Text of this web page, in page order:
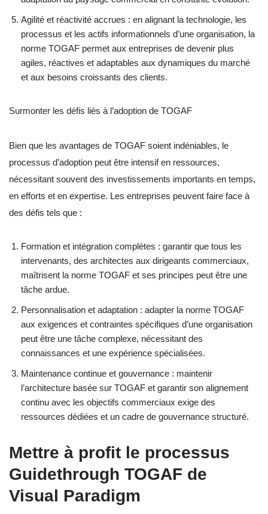
Agilité et réactivité accrues : en alignant la technologie, les
processus et les actifs informationnels d’une organisation, la
norme TOGAF permet aux entreprises de devenir plus
agiles, réactives et adaptables aux dynamiques du marché
et aux besoins croissants des clients.
Surmonter les défis liés à l’adoption de TOGAF
Bien que les avantages de TOGAF soient indéniables, le
processus d’adoption peut être intensif en ressources,
nécessitant souvent des investissements importants en temps,
en efforts et en expertise. Les entreprises peuvent faire face à
des défis tels que :
Formation et intégration complètes : garantir que tous les
intervenants, des architectes aux dirigeants commerciaux,
maîtrisent la norme TOGAF et ses principes peut être une
tâche ardue.
Personnalisation et adaptation : adapter la norme TOGAF
aux exigences et contraintes spécifiques d’une organisation
peut être une tâche complexe, nécessitant des
connaissances et une expérience spécialisées.
Maintenance continue et gouvernance : maintenir
l’architecture basée sur TOGAF et garantir son alignement
continu avec les objectifs commerciaux exige des
ressources dédiées et un cadre de gouvernance structuré.
Mettre à profit le processus
Guidethrough TOGAF de
Visual Paradigm